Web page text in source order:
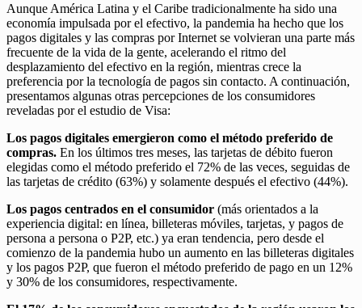
Aunque América Latina y el Caribe tradicionalmente ha sido una
economía impulsada por el efectivo, la pandemia ha hecho que los
pagos digitales y las compras por Internet se volvieran una parte más
frecuente de la vida de la gente, acelerando el ritmo del
desplazamiento del efectivo en la región, mientras crece la
preferencia por la tecnología de pagos sin contacto. A continuación,
presentamos algunas otras percepciones de los consumidores
reveladas por el estudio de Visa:
Los pagos digitales emergieron como el método preferido de
compras. En los últimos tres meses, las tarjetas de débito fueron
elegidas como el método preferido el 72% de las veces, seguidas de
las tarjetas de crédito (63%) y solamente después el efectivo (44%).
Los pagos centrados en el consumidor (más orientados a la
experiencia digital: en línea, billeteras móviles, tarjetas, y pagos de
persona a persona o P2P, etc.) ya eran tendencia, pero desde el
comienzo de la pandemia hubo un aumento en las billeteras digitales
y los pagos P2P, que fueron el método preferido de pago en un 12%
y 30% de los consumidores, respectivamente.